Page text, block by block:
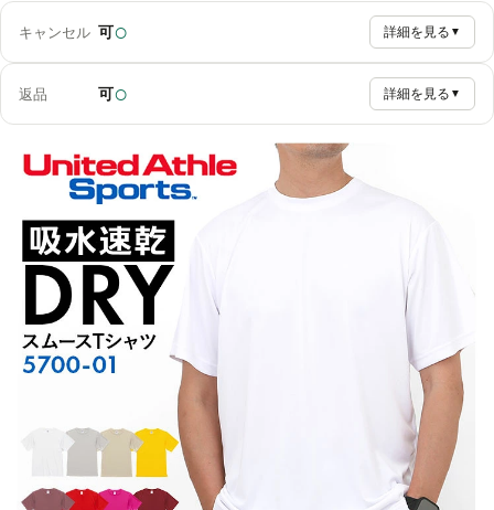
キャンセル 可○ 詳細を見る ▼
返品 可○ 詳細を見る ▼